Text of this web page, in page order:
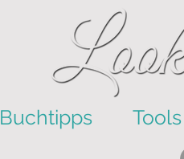
Buchtipps Tools